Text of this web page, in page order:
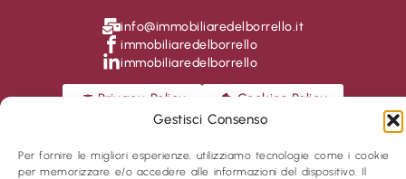
Gestisci Consenso
Per fornire le migliori esperienze, utilizziamo tecnologie come i cookie
per memorizzare e/o accedere alle informazioni del dispositivo. Il
info@immobiliaredelborrello.it
immobiliaredelborrello
immobiliaredelborrello
Privacy Policy Cookies Policy
TAGLIAMENTO, 2 -20139 MILANO (MI)